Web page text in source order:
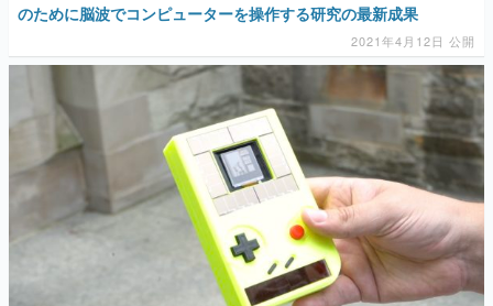
のために脳波でコンピューターを操作する研究の最新成果
2021年4月12日 公開